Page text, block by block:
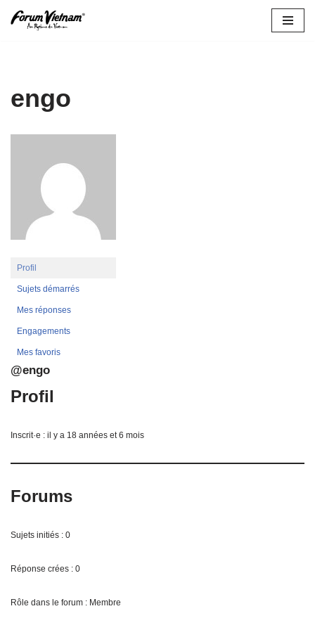
engo
Profil
Sujets démarrés
Mes réponses
Engagements
Mes favoris
@engo
Profil
Inscrit·e : il y a 18 années et 6 mois
Forums
Sujets initiés : 0
Réponse crées : 0
Rôle dans le forum : Membre